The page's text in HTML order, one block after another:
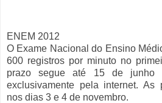
ENEM 2012
O Exame Nacional do Ensino
600 registros por minuto no
prazo segue até 15 de
exclusivamente pela internet. As
nos dias 3 e 4 de novembro.